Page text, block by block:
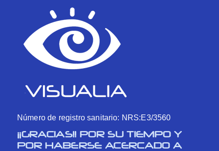
Número de registro sanitario: NRS:E3/3560
¡¡GRACIAS!! POR SU TIEMPO Y
POR HABERSE ACERCADO A